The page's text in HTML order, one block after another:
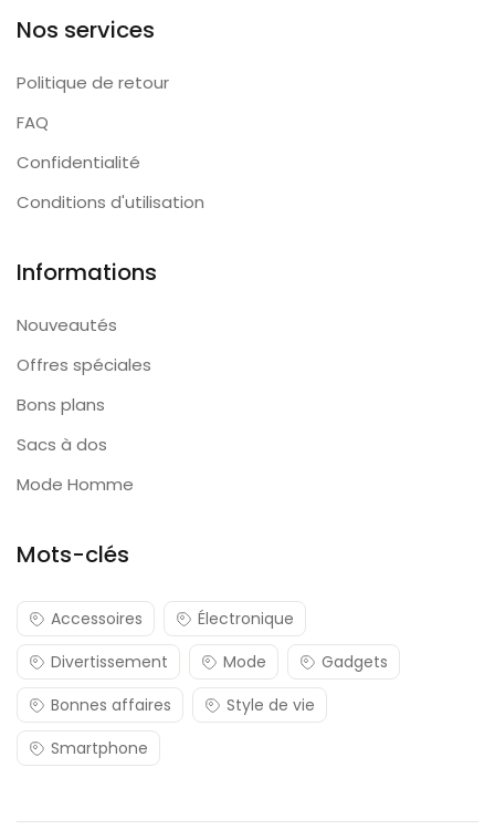
Nos services
Politique de retour
FAQ
Confidentialité
Conditions d'utilisation
Informations
Nouveautés
Offres spéciales
Bons plans
Sacs à dos
Mode Homme
Mots-clés
Accessoires
Électronique
Divertissement
Mode
Gadgets
Bonnes affaires
Style de vie
Smartphone